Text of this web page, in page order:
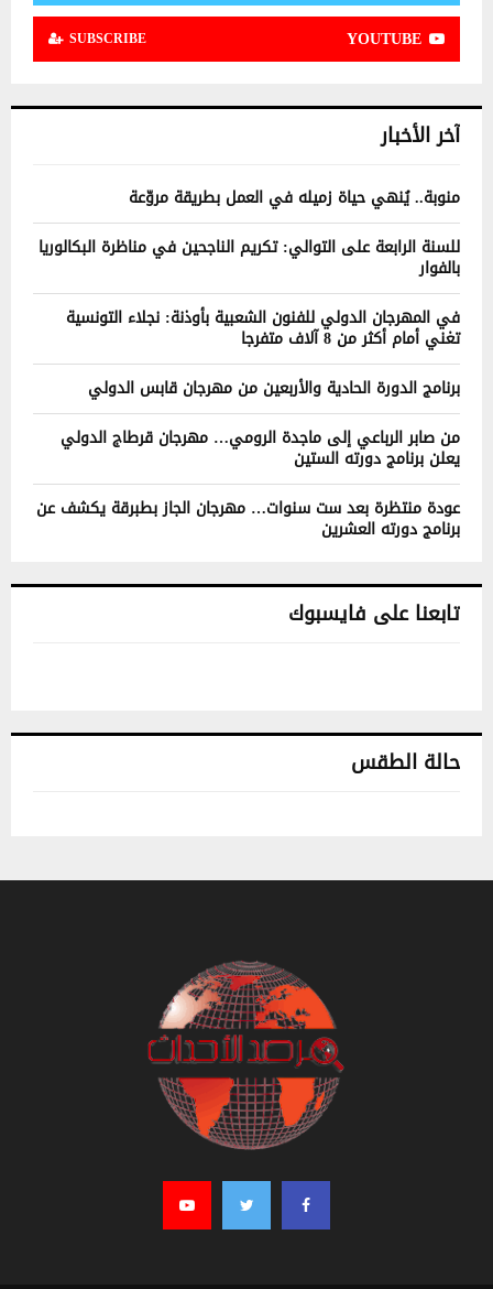
YOUTUBE
SUBSCRIBE
آخر الأخبار
منوبة.. يُنهي حياة زميله في العمل بطريقة مروّعة
للسنة الرابعة على التوالي: تكريم الناجحين في مناظرة البكالوريا
بالفوار
في المهرجان الدولي للفنون الشعبية بأوذنة: نجلاء التونسية
تغني أمام أكثر من 8 آلاف متفرجا
برنامج الدورة الحادية والأربعين من مهرجان قابس الدولي
من صابر الرباعي إلى ماجدة الرومي… مهرجان قرطاج الدولي
يعلن برنامج دورته الستين
عودة منتظرة بعد ست سنوات… مهرجان الجاز بطبرقة يكشف عن
برنامج دورته العشرين
تابعنا على فايسبوك
حالة الطقس